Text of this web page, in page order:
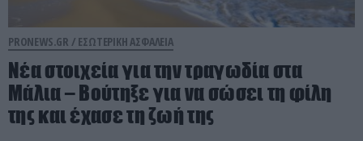
PRONEWS.GR / ΕΣΩΤΕΡΙΚΗ ΑΣΦΑΛΕΙΑ
Νέα στοιχεία για την τραγωδία στα
Μάλια – Βούτηξε για να σώσει τη φίλη
της και έχασε τη ζωή της